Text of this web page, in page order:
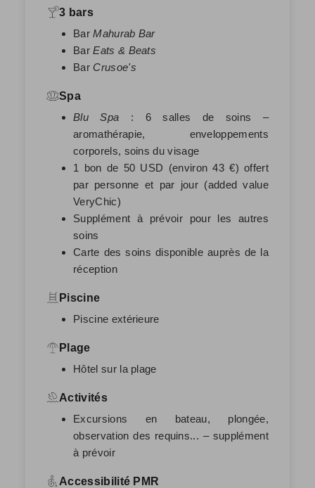
3 bars
BarMahurab Bar
BarEats & Beats
Bar Crusoe's
Spa
Blu Spa : 6 salles de soins –
aromathérapie, enveloppements
corporels, soins du visage
1 bon de 50 USD (environ 43 €) offert
par personne et par jour (added value
VeryChic)
Supplément à prévoir pour les autres
soins
Carte des soins disponible auprès de la
réception
Piscine
Piscine extérieure
Plage
Hôtel sur la plage
Activités
Excursions en bateau, plongée,
observation des requins... – supplément
à prévoir
Accessibilité PMR